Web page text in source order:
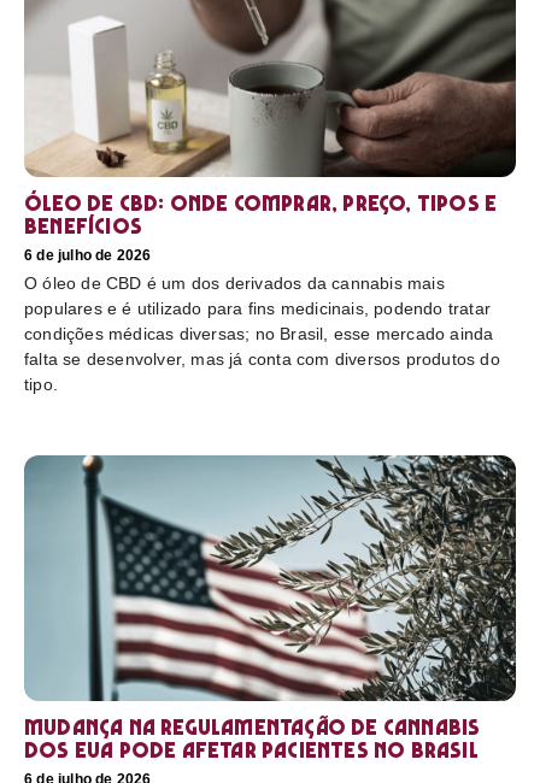
Óleo de CBD: Onde comprar, preço, tipos e
benefícios
6 de julho de 2026
O óleo de CBD é um dos derivados da cannabis mais
populares e é utilizado para fins medicinais, podendo tratar
condições médicas diversas; no Brasil, esse mercado ainda
falta se desenvolver, mas já conta com diversos produtos do
tipo.
Mudança na regulamentação de cannabis
dos EUA pode afetar pacientes no Brasil
6 de julho de 2026